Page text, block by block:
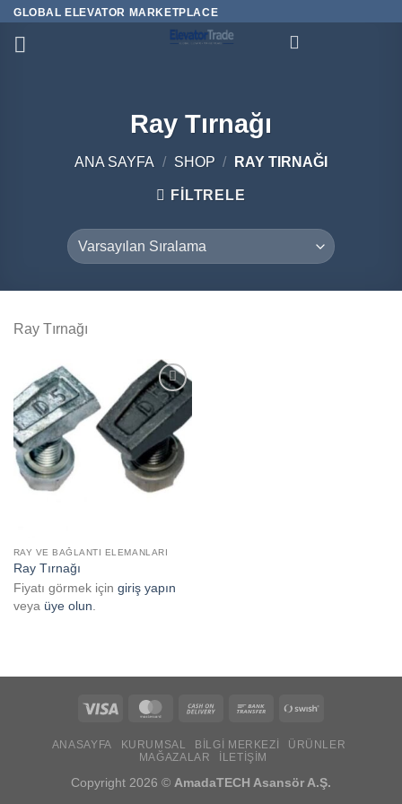
İçeriğe
GLOBAL ELEVATOR MARKETPLACE
Ray Tırnağı
ANA SAYFA / SHOP / RAY TIRNAĞI
FILTRELE
Ray Tırnağı
Add to
wishlist
RAY VE BAĞLANTI ELEMANLARI
Ray Tırnağı
Fiyatı görmek için giriş yapın
veya üye olun
Visa MasterCardCash
Delivery
Bank
ANASAYFA KURUMSAL BILGI MERKEZI
ÜRÜNLER
MAĞAZALAR
İLETIŞIM
Copyright 2026 © AmadaTECH Asansör A.Ş.